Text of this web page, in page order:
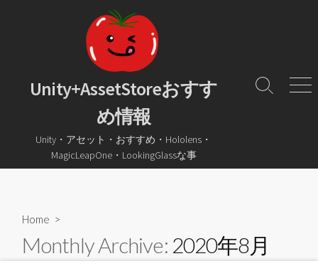
プ
Unity+AssetStoreおすす
め情報
Unity・アセット・おすすめ・Hololens・
MagicLeapOne・LookingGlassな事
検
メ
Home >
Monthly Archive: 2020年8月